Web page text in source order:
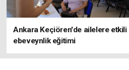
Ankara Keçiören'de ailelere etkili
ebeveynlik eğitimi